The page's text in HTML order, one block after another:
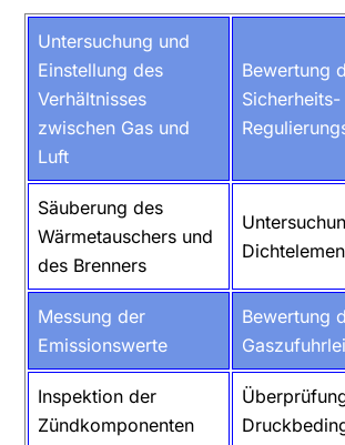
Untersuchung und
Einstellung des
Verhältnisses
zwischen Gas und
Luft
Bewertung
Sicherheits-
Säuberung des
Wärmetauschers und
des Brenners
Messung der
Emissionswerte
Bewertung
Inspektion der
Zündkomponenten